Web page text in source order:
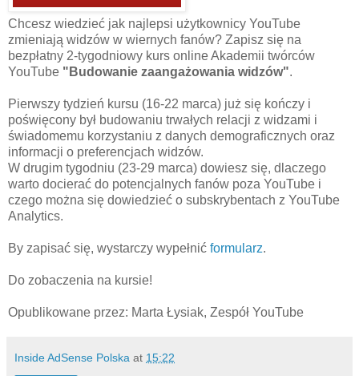
Chcesz wiedzieć jak najlepsi użytkownicy YouTube
zmieniają widzów w wiernych fanów? Zapisz się na
bezpłatny 2-tygodniowy kurs online Akademii twórców
YouTube "Budowanie zaangażowania widzów".
Pierwszy tydzień kursu (16-22 marca) już się kończy i
poświęcony był budowaniu trwałych relacji z widzami i
świadomemu korzystaniu z danych demograficznych oraz
informacji o preferencjach widzów.
W drugim tygodniu (23-29 marca) dowiesz się, dlaczego
warto docierać do potencjalnych fanów poza YouTube i
czego można się dowiedzieć o subskrybentach z YouTube
Analytics.
By zapisać się, wystarczy wypełnić formularz.
Do zobaczenia na kursie!
Opublikowane przez: Marta Łysiak, Zespół YouTube
Inside AdSense Polska at 15:22